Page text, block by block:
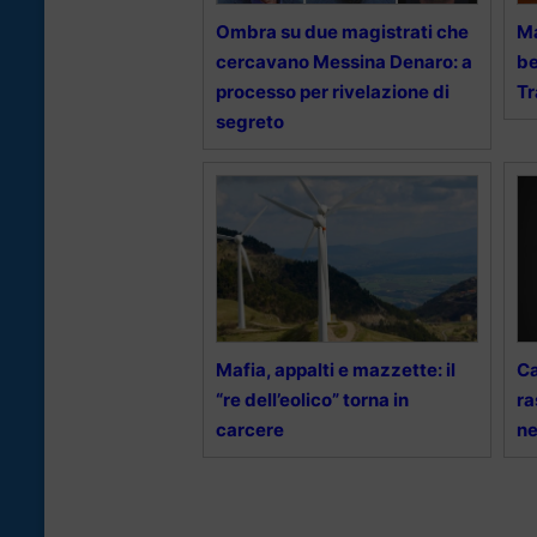
Ombra su due magistrati che
cercavano Messina Denaro: a
processo per rivelazione di
segreto
Mafia, appalti e mazzette: il
“re dell’eolico” torna in
carcere